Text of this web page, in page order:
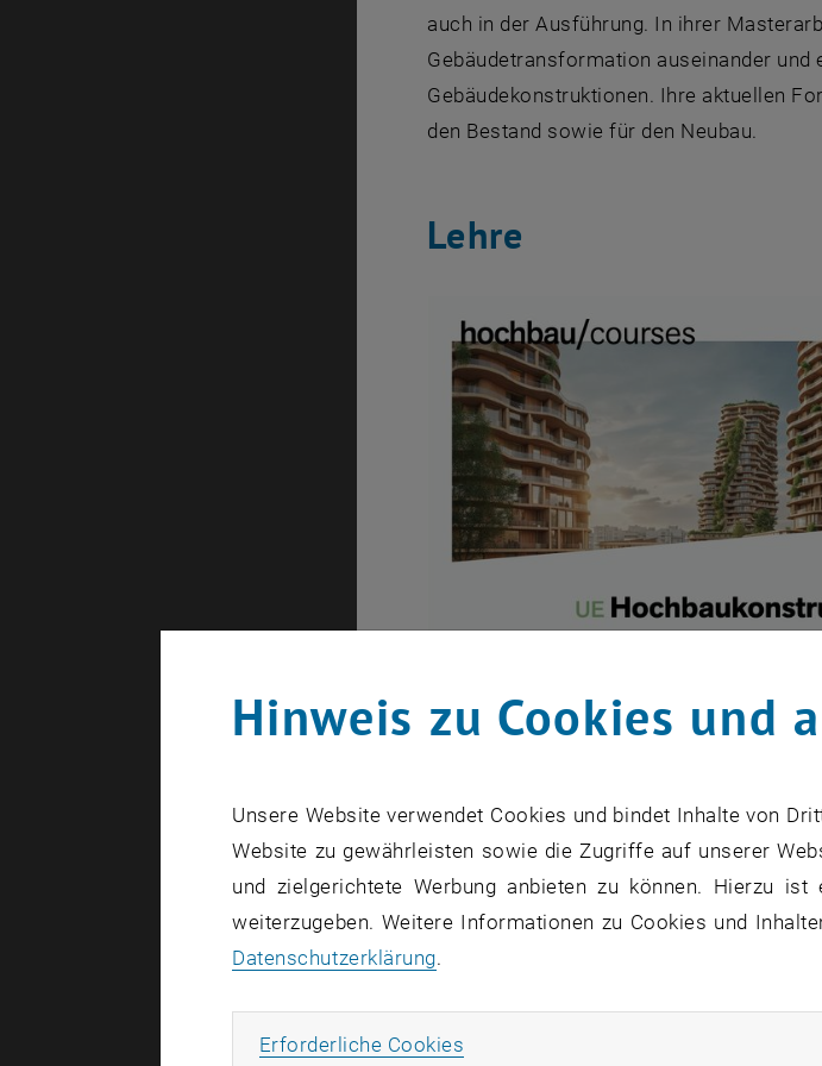
auch in der Ausführung. In ihrer
Gebäudetransformation auseinander
Gebäudekonstruktionen. Ihre aktuellen
den Bestand sowie für den Neubau.
Lehre
2026S, UE, 3.0h, 3.0EC
Hinweis zu Cookies und
Unsere Website verwendet Cookies und bindet Inhalte von
Website zu gewährleisten sowie die Zugriffe auf unserer
und zielgerichtete Werbung anbieten zu können. Hierzu
weiterzugeben. Weitere Informationen zu Cookies und
Datenschutzerklärung.
Erforderliche Cookies